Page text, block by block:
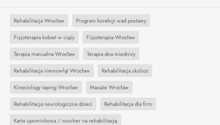
Rehabilitacja Wrocław Program korekcji wad postawy
Fizjoterapia kobiet w ciąży Fizjoterapia Wrocław
Terapia manualna Wrocław Terapia dna miednicy
Rehabilitacja niemowląt Wrocław Rehabilitacja skolioz
Kinesiology taping Wrocław Masaże Wrocław
Rehabilitacja neurologiczna dzieci Rehabilitacja dla firm
Karta upominkowa / voucher na rehabilitację